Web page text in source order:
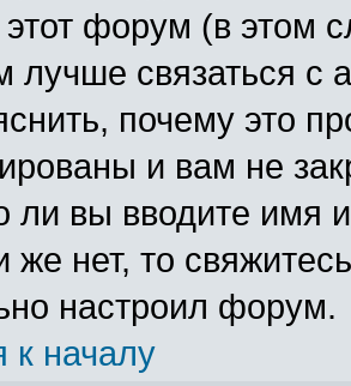
этот форум (в этом
лучше связаться
почему это
и вам не
ли вы вводите имя
же нет, то
настроил форум.
к началу